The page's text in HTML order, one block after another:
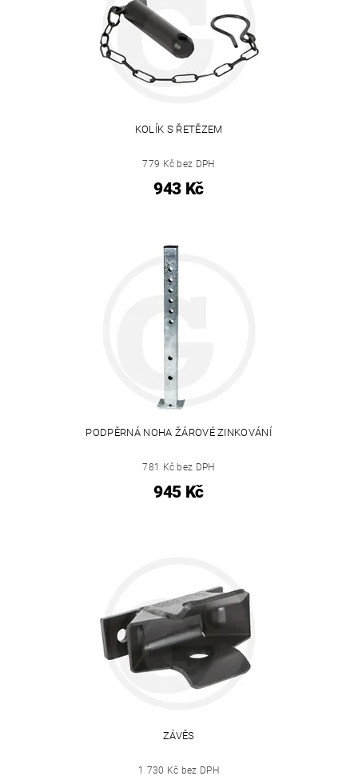
KOLÍK S ŘETĚZEM
779 Kč bez DPH
943 Kč
PODPĚRNÁ NOHA ŽÁROVÉ ZINKOVÁNÍ
781 Kč bez DPH
945 Kč
ZÁVĚS
1 730 Kč bez DPH